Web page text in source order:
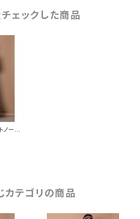
ェックした商品
ノース
カテゴリの商品